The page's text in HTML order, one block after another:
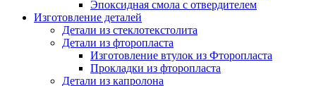
Эпоксидная смола с отвердителем
Изготовление деталей
Детали из стеклотекстолита
Детали из фторопласта
Изготовление втулок из Фторопласта
Прокладки из фторопласта
Детали из капролона